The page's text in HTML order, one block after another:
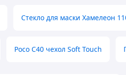
Стекло для маски Хамелеон
Poco C40 чехол Soft Touch